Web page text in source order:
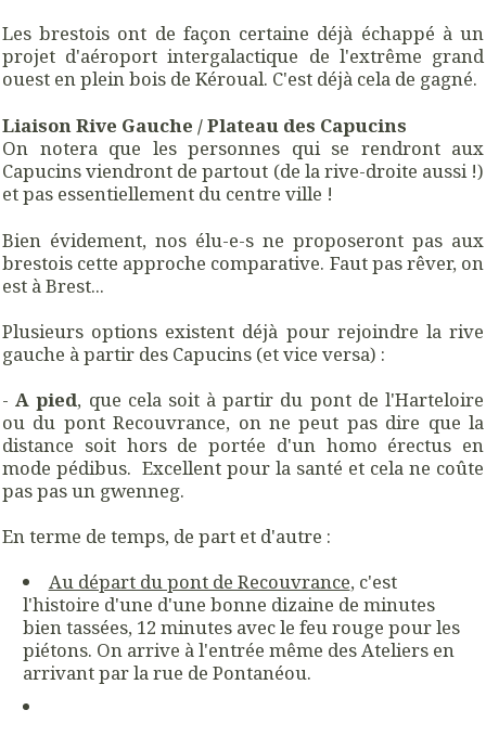
Les brestois ont de façon certaine déjà échappé à un
projet d'aéroport intergalactique de l'extrême grand
ouest en plein bois de Kéroual. C'est déjà cela de gagné.
Liaison Rive Gauche / Plateau des Capucins
On notera que les personnes qui se rendront aux
Capucins viendront de partout (de la rive-droite aussi !)
et pas essentiellement du centre ville !
Bien évidement, nos élu-e-s ne proposeront pas aux
brestois cette approche comparative. Faut pas rêver, on
est à Brest...
Plusieurs options existent déjà pour rejoindre la rive
gauche à partir des Capucins (et vice versa) :
-A pied, que cela soit à partir du pont de l'Harteloire
ou du pont Recouvrance, on ne peut pas dire que la
distance soit hors de portée d'un homo érectus en
mode pédibus. Excellent pour la santé et cela ne coûte
pas pas un gwenneg.
En terme de temps, de part et d'autre :
Au départ du pont de Recouvrance, c'est
l'histoire d'une d'une bonne dizaine de minutes
bien tassées, 12 minutes avec le feu rouge pour les
piétons. On arrive à l'entrée même des Ateliers en
arrivant par la rue de Pontanéou.